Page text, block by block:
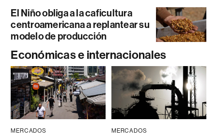
El Niño obliga a la caficultura
centroamericana a replantear su
modelo de producción
Económicas e internacionales
MERCADOS MERCADOS